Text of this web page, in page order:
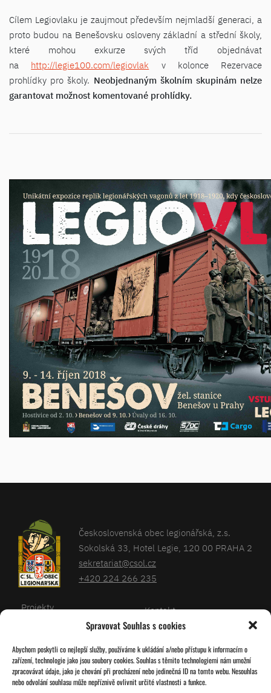
Spravovat Souhlas s cookies
Abychom poskytli co nejlepší služby, používáme k ukládání a/nebo přístupu k informacím o
zařízení, technologie jako jsou soubory cookies. Souhlas s těmito technologiemi nám umožní
zpracovávat údaje, jako je chování při procházení nebo jedinečná ID na tomto webu. Nesouhlas
nebo odvolání souhlasu může nepříznivě ovlivnit určité vlastnosti a funkce.
Cílem Legiovlaku je zaujmout především nejmladší generaci, a
proto budou na Benešovsku osloveny základní a střední školy,
které mohou exkurze svých tříd objednávat
na http://legie100.com/legiovlak v kolonce Rezervace
prohlídky pro školy. Neobjednaným školním skupinám nelze
garantovat možnost komentované prohlídky.
Československá obec legionářská, z.s.
Sokolská 33, Hotel Legie, 120 00 PRAHA 2
sekretariat@csol.cz
+420 224 266 235
Projekty
Kalendář
O nás
Kontakt
Databáze legionářů
Pro členy
Zásady cookies